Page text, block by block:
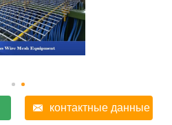
контактные данные